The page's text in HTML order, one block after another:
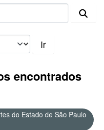
Ir
encontrados
do Estado de São Paulo